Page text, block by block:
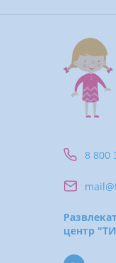
8 800
центр